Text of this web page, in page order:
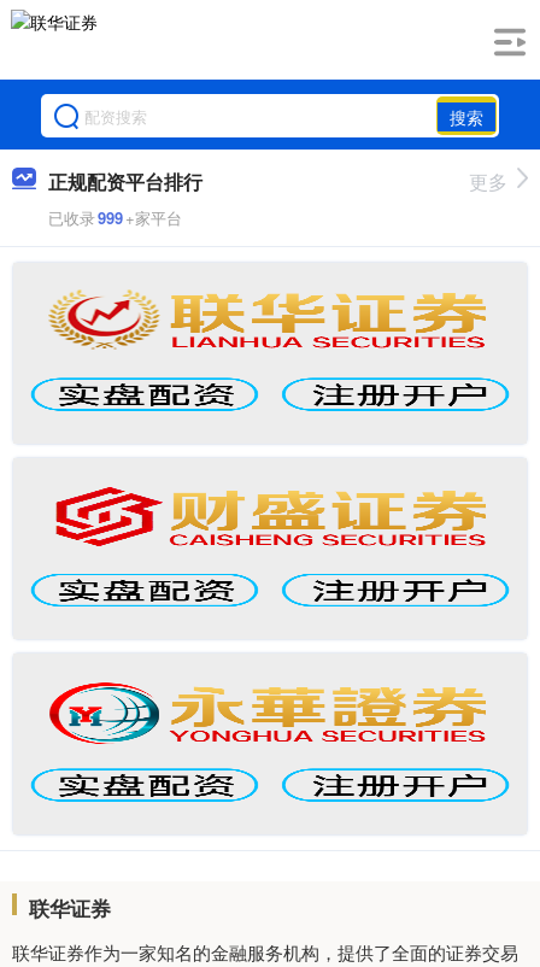
搜索
正规配资平台排行
已收录999+家平台
更多
联华证券
联华证券作为一家知名的金融服务机构，提供了全面的证券交易